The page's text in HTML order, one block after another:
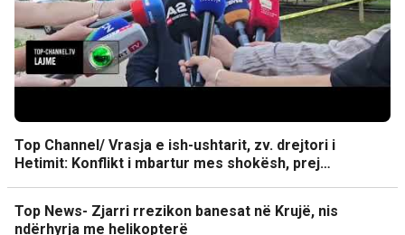
Top Channel/ Vrasja e ish-ushtarit, zv. drejtori i
Hetimit: Konflikt i mbartur mes shokësh, prej…
Top News- Zjarri rrezikon banesat në Krujë, nis
ndërhyrja me helikopterë